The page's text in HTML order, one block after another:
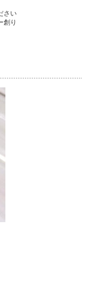
さい
創り